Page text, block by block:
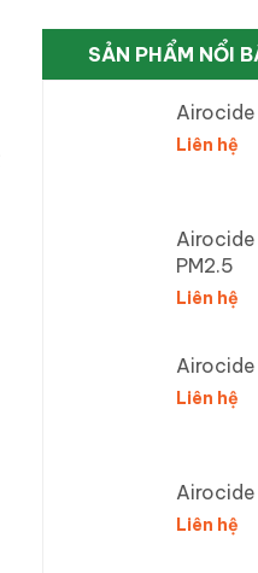
SẢN PHẨM NỔI
Liên hệ
PM2.5
Liên hệ
Liên hệ
Liên hệ